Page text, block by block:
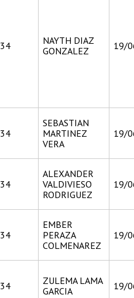
34
NAYTH DIAZ
GONZALEZ
19/
34
SEBASTIAN
MARTINEZ
VERA
19/
34
ALEXANDER
VALDIVIESO
RODRIGUEZ
19/
34
EMBER
PERAZA
COLMENAREZ
19/
34
ZULEMA LAMA
GARCIA
19/